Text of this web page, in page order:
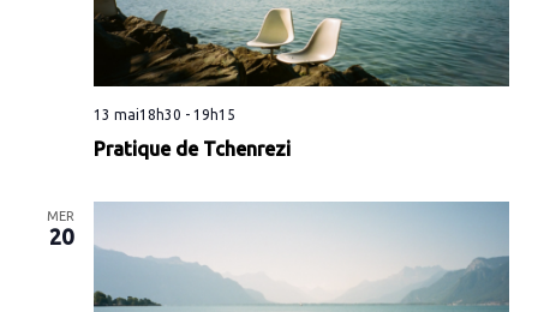
Pratique de Tchenrezi
13 mai18h30 - 19h15
MER
20